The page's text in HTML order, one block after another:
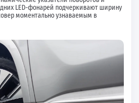
LED-фонарей подчеркивают ширину
моментально узнаваемым в